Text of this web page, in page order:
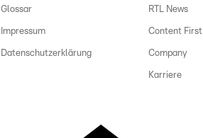
Glossar
Impressum
Datenschutzerklärung
RTL News
Content First
Company
Karriere